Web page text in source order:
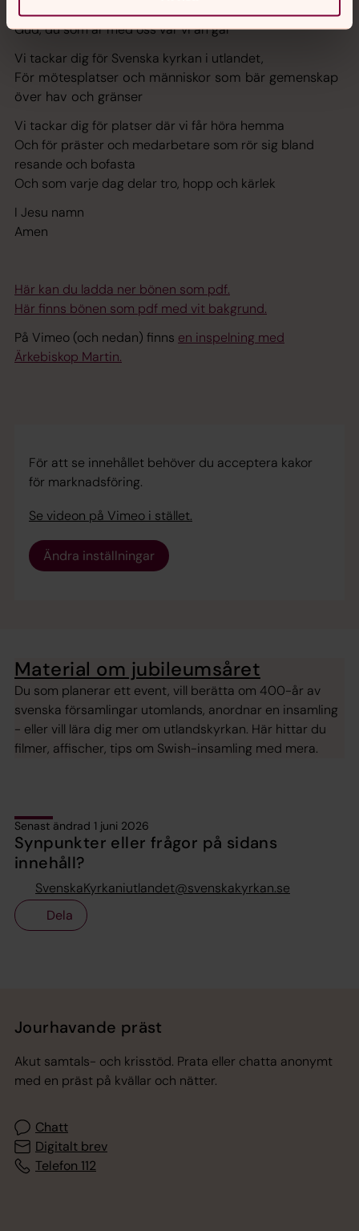
Gud, du som är med oss var vi än går
Vi tackar dig för Svenska kyrkan i utlandet,
För mötesplatser och människor som bär gemenskap
över hav och gränser
Vi tackar dig för platser där vi får höra hemma
Och för präster och medarbetare som rör sig bland
resande och bofasta
Och som varje dag delar tro, hopp och kärlek
I Jesu namn
Amen
Här kan du ladda ner bönen som pdf.
Här finns bönen som pdf med vit bakgrund.
På Vimeo (och nedan) finns en inspelning med
Ärkebiskop Martin.
För att se innehållet behöver du acceptera kakor
för marknadsföring.
Se videon på Vimeo i stället.
Ändra inställningar
Material om jubileumsåret
Du som planerar ett event, vill berätta om 400-år av
svenska församlingar utomlands, anordnar en insamling
- eller vill lära dig mer om utlandskyrkan. Här hittar du
filmer, affischer, tips om Swish-insamling med mera.
Senast ändrad 1 juni 2026
Synpunkter eller frågor på sidans
innehåll?
SvenskaKyrkaniutlandet@svenskakyrkan.se
Dela
Jourhavande präst
Akut samtals- och krisstöd. Prata eller chatta anonymt
med en präst på kvällar och nätter.
Chatt
Digitalt brev
Telefon 112